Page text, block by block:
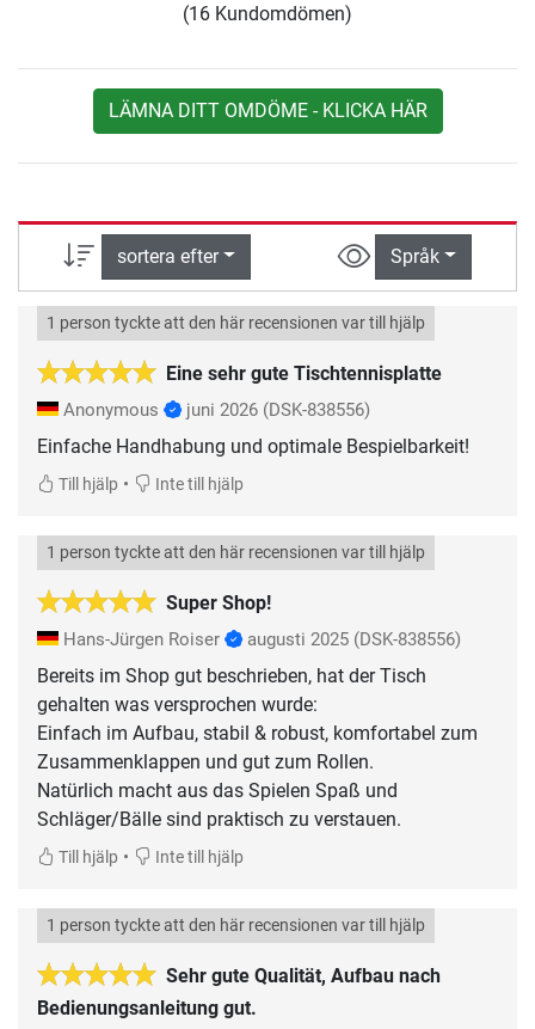
(16 Kundomdömen)
LÄMNA DITT OMDÖME - KLICKA HÄR
sortera efter Språk
Eine sehr gute Tischtennisplatte
1 person tyckte att den här recensionen var till hjälp
Anonymous juni 2026 (DSK-838556)
Einfache Handhabung und optimale Bespielbarkeit!
Till hjälp • Inte till hjälp
Super Shop!
1 person tyckte att den här recensionen var till hjälp
Hans-Jürgen Roiser augusti 2025 (DSK-838556)
Bereits im Shop gut beschrieben, hat der Tisch
gehalten was versprochen wurde:
Einfach im Aufbau, stabil & robust, komfortabel zum
Zusammenklappen und gut zum Rollen.
Natürlich macht aus das Spielen Spaß und
Schläger/Bälle sind praktisch zu verstauen.
Till hjälp • Inte till hjälp
Sehr gute Qualität, Aufbau nach
Bedienungsanleitung gut.
1 person tyckte att den här recensionen var till hjälp